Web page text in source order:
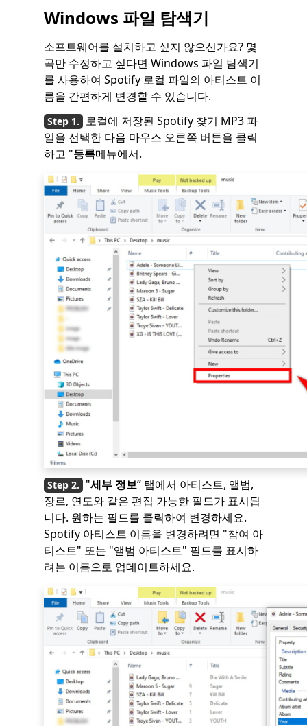
Windows 파일 탐색기
소프트웨어를 설치하고 싶지 않으신가요? 몇
곡만 수정하고 싶다면 Windows 파일 탐색기
를 사용하여 Spotify 로컬 파일의 아티스트 이
름을 간편하게 변경할 수 있습니다.
로컬에 저장된 Spotify 찾기 MP3 파
일을 선택한 다음 마우스 오른쪽 버튼을 클릭
하고 "등록메뉴에서.
"세부 정보” 탭에서 아티스트, 앨범,
장르, 연도와 같은 편집 가능한 필드가 표시됩
니다. 원하는 필드를 클릭하여 변경하세요.
Spotify 아티스트 이름을 변경하려면 "참여 아
티스트" 또는 "앨범 아티스트" 필드를 표시하
려는 이름으로 업데이트하세요.